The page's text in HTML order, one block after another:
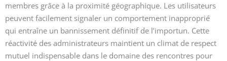
membres grâce à la proximité géographique. Les utilisateurs
peuvent facilement signaler un comportement inapproprié
qui entraîne un bannissement définitif de l’importun. Cette
réactivité des administrateurs maintient un climat de respect
mutuel indispensable dans le domaine des rencontres pour